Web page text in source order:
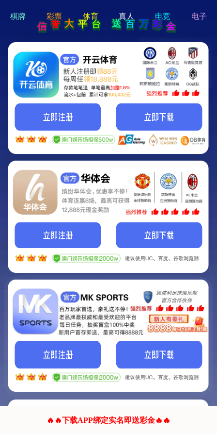
hi 💗
Hey Guys!
我们即将上线啦...
我们的网站正在建设.
它将是非常棒的网站.
联系我们!